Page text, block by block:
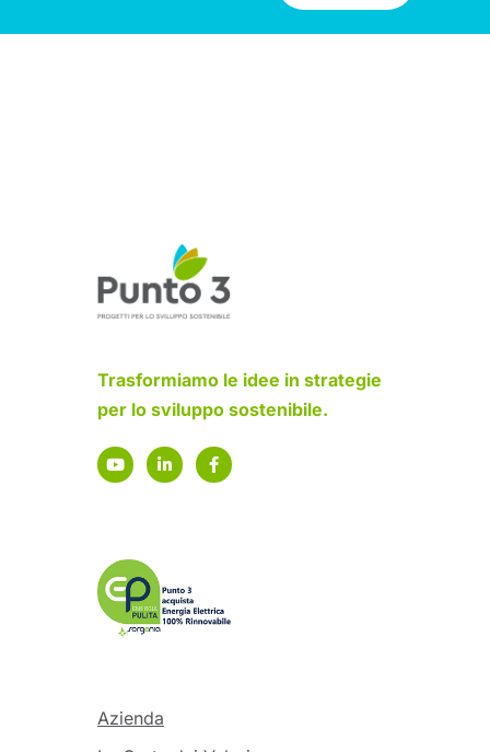
Trasformiamo le idee in strategie
per lo sviluppo sostenibile.
Azienda